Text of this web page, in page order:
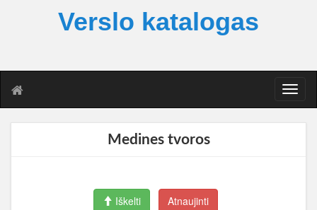
Verslo katalogas
T
o
Medines tvoros
Iškelti Atnaujinti